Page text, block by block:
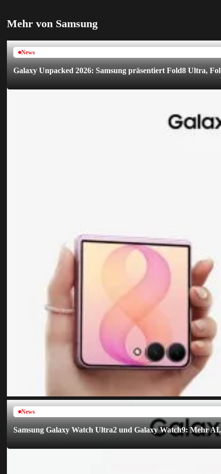
Mehr von Samsung
News
Galaxy Unpacked 2026: Samsung präsentiert Fold8 Ultra,
News
Samsung Galaxy Watch Ultra2 und Galaxy Watch9: Mehr